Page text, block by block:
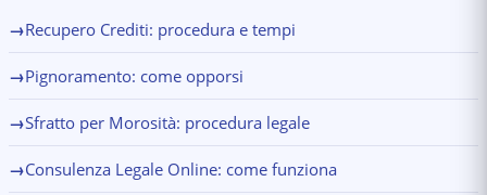
→Recupero Crediti: procedura e tempi
→Pignoramento: come opporsi
→Sfratto per Morosità: procedura legale
→Consulenza Legale Online: come funziona